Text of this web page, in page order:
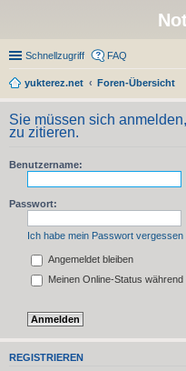
Schnellzugriff FAQ
yukterez.net
Foren-Übersicht
Sie müssen sich
zu zitieren.
Benutzername:
Passwort:
Ich habe mein Passwort vergessen
Angemeldet bleiben
Meinen Online-Status
REGISTRIEREN